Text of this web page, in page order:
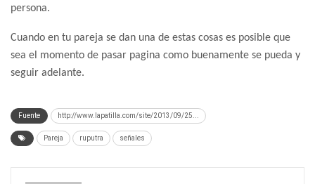
persona.
Cuando en tu pareja se dan una de estas cosas es posible que
sea el momento de pasar pagina como buenamente se pueda y
seguir adelante.
Fuente http://www.lapatilla.com/site/2013/09/25...
Pareja ruputra señales